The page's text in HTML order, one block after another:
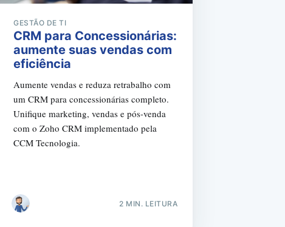
GESTÃO DE TI
CRM para Concessionárias:
aumente suas vendas com
eficiência
Aumente vendas e reduza retrabalho com
um CRM para concessionárias completo.
Unifique marketing, vendas e pós-venda
com o Zoho CRM implementado pela
CCM Tecnologia.
2 MIN. LEITURA